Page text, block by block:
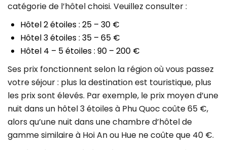
catégorie de l’hôtel choisi. Veuillez consulter :
Hôtel 2 étoiles : 25 – 30 €
Hôtel 3 étoiles : 35 – 65 €
Hôtel 4 – 5 étoiles : 90 – 200 €
Ses prix fonctionnent selon la région où vous passez
votre séjour : plus la destination est touristique, plus
les prix sont élevés. Par exemple, le prix moyen d’une
nuit dans un hôtel 3 étoiles à Phu Quoc coûte 65 €,
alors qu’une nuit dans une chambre d’hôtel de
gamme similaire à Hoi An ou Hue ne coûte que 40 €.